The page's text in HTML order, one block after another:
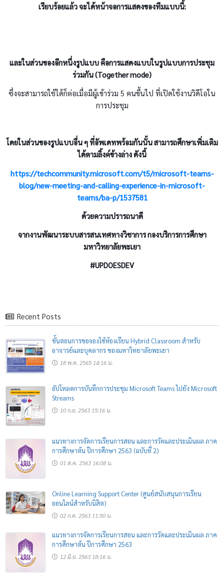
เรียบร้อยแล้ว จะได้หน้าจอการแสดงของทีมแบบนี้:
และในส่วนของอีกหนึ่งรูปแบบ คือการแสดงแบบในรูปแบบการประชุม
ร่วมกัน (Together mode)
ซึ่งจะสามารถใช้ได้ก็ต่อเมื่อมีผู้เข้าร่วม 5 คนขึ้นไป ที่เปิดใช้งานวิดีโอใน
การประชุม
โดยในส่วนของรูปแบบอื่น ๆ ที่อัพเดทพร้อมกันนั้น สามารถศึกษาเพิ่มเติม
ได้ตามลิ้งค์ข้างล่าง ดังนี้
https://techcommunity.microsoft.com/t5/microsoft-teams-
blog/new-meeting-and-calling-experience-in-microsoft-
teams/ba-p/1537581
ด้วยความปรารถนาดี
จากงานพัฒนาระบบสารสนเทศทางวิชาการ กองบริการการศึกษา
มหาวิทยาลัยพะเยา
#UPDOESDEV
Recent Posts
ขั้นตอนการขอจองใช้ห้องเรียน Hybrid Classroom สำหรับ
อาจารย์และบุคลากร ของมหาวิทยาลัยพะเยา
18 พ.ค. 2565 14:16 น.
อัปโหลดการบันทึกการประชุม Microsoft Teams ไปยัง Microsoft
Streams
10 ก.ย. 2563 15:16 น.
แนวทางการจัดการเรียนการสอน และการวัดและประเมินผล ภาค
การศึกษาต้น ปีการศึกษา 2563 (ฉบับที่ 2)
01 ส.ค. 2563 16:08 น.
Online Learning Support Center (ศูนย์สนับสนุนการเรียน
ออนไลน์สำหรับนิสิต)
02 ก.ค. 2563 11:50 น.
แนวทางการจัดการเรียนการสอน และการวัดและประเมินผล ภาค
การศึกษาต้น ปีการศึกษา 2563
12 มิ.ย. 2563 18:16 น.